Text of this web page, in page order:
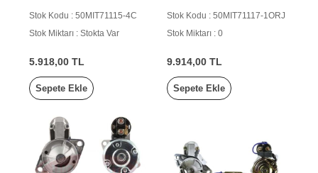
CABSTAR
Stok Kodu : 50MIT71115-4C
Stok Miktarı : Stokta Var
5.918,00 TL
Sepete Ekle
Stok Kodu : 50MIT71117-1ORJ
Stok Miktarı : 0
9.914,00 TL
Sepete Ekle